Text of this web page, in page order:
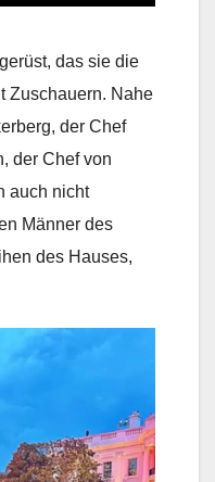
das sie die
Zuschauern. Nahe
der Chef
der Chef von
auch nicht
Männer des
des Hauses,